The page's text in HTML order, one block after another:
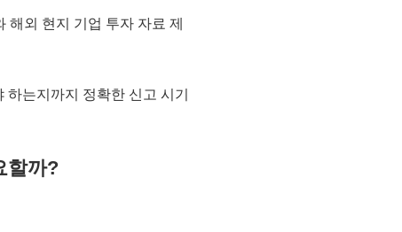
해외 현지 기업 투자 자료 제
하는지 까지 정확한 신고 시기
할까?